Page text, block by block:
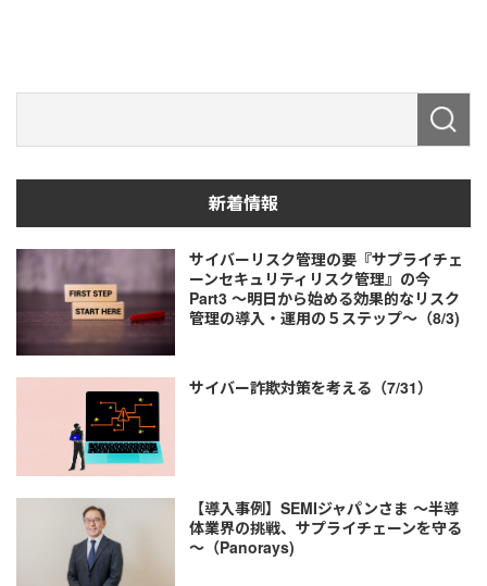
新着情報
サイバーリスク管理の要『サプライチェ
ーンセキュリティリスク管理』の今
Part3 ～明日から始める効果的なリスク
管理の導入・運用の５ステップ～（8/3)
サイバー詐欺対策を考える（7/31）
【導入事例】SEMIジャパンさま ～半導
体業界の挑戦、サプライチェーンを守る
～（Panorays)